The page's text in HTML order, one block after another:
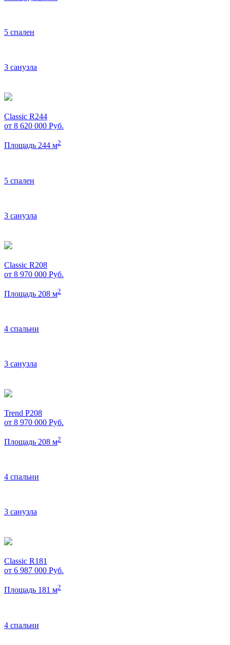
5 спален
3 санузла
Classic R244
от 8 620 000 Руб.
Площадь 244 м2
5 спален
3 санузла
Classic R208
от 8 970 000 Руб.
Площадь 208 м2
4 спальни
3 санузла
Trend P208
от 8 970 000 Руб.
Площадь 208 м2
4 спальни
3 санузла
Classic R181
от 6 987 000 Руб.
Площадь 181 м2
4 спальни